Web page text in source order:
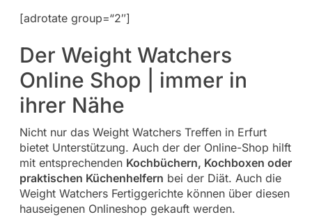
[adrotate group=“2″]
Der Weight Watchers
Online Shop | immer in
ihrer Nähe
Nicht nur das Weight Watchers Treffen in Erfurt
bietet Unterstützung. Auch der der Online-Shop hilft
mit entsprechenden Kochbüchern, Kochboxen oder
praktischen Küchenhelfern bei der Diät. Auch die
Weight Watchers Fertiggerichte können über diesen
hauseigenen Onlineshop gekauft werden.